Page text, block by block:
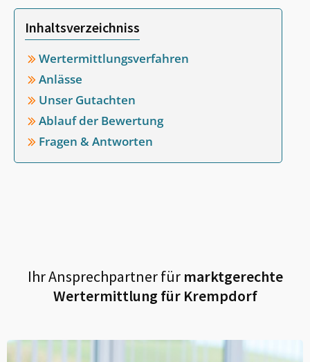
Inhaltsverzeichniss
Wertermittlungsverfahren
Anlässe
Unser Gutachten
Ablauf der Bewertung
Fragen & Antworten
Ihr Ansprechpartner fürmarktgerechte
Wertermittlung für Krempdorf